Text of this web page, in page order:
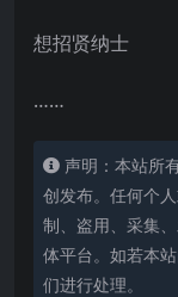
想招贤纳士
……
声明：本站所
创发布。任何个
制、盗用、采集
体平台。如若本
们进行处理。